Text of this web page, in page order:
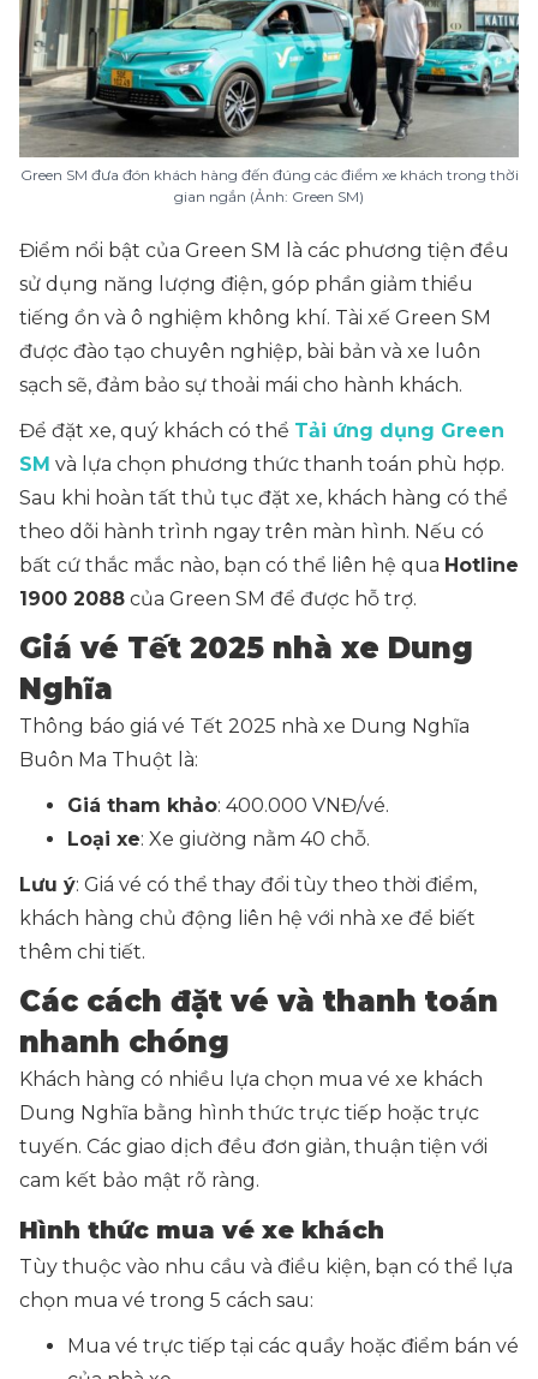
Green SM đưa đón khách hàng đến đúng các điểm xe khách trong thời
gian ngắn (Ảnh: Green SM)
Điểm nổi bật của Green SM là các phương tiện đều
sử dụng năng lượng điện, góp phần giảm thiểu
tiếng ồn và ô nghiệm không khí. Tài xế Green SM
được đào tạo chuyên nghiệp, bài bản và xe luôn
sạch sẽ, đảm bảo sự thoải mái cho hành khách.
Để đặt xe, quý khách có thể Tải ứng dụng Green
SM và lựa chọn phương thức thanh toán phù hợp.
Sau khi hoàn tất thủ tục đặt xe, khách hàng có thể
theo dõi hành trình ngay trên màn hình. Nếu có
bất cứ thắc mắc nào, bạn có thể liên hệ qua Hotline
1900 2088 của Green SM để được hỗ trợ.
Giá vé Tết 2025 nhà xe Dung
Nghĩa
Thông báo giá vé Tết 2025 nhà xe Dung Nghĩa
Buôn Ma Thuột là:
Giá tham khảo: 400.000 VNĐ/vé.
Loại xe: Xe giường nằm 40 chỗ.
Lưu ý: Giá vé có thể thay đổi tùy theo thời điểm,
khách hàng chủ động liên hệ với nhà xe để biết
thêm chi tiết.
Các cách đặt vé và thanh toán
nhanh chóng
Khách hàng có nhiều lựa chọn mua vé xe khách
Dung Nghĩa bằng hình thức trực tiếp hoặc trực
tuyến. Các giao dịch đều đơn giản, thuận tiện với
cam kết bảo mật rõ ràng.
Hình thức mua vé xe khách
Tùy thuộc vào nhu cầu và điều kiện, bạn có thể lựa
chọn mua vé trong 5 cách sau:
Mua vé trực tiếp tại các quầy hoặc điểm bán vé